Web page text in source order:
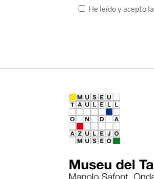
He leído y acepto la